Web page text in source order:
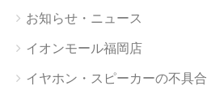
お知らせ・ニュース
イオンモール福岡店
イヤホン・スピーカーの不具合